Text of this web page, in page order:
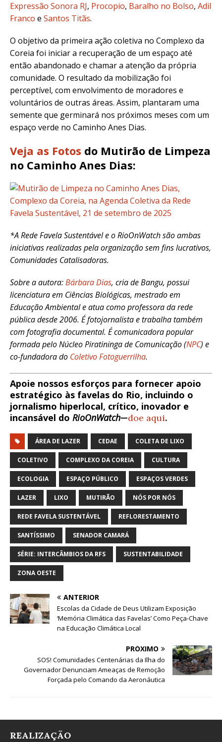
Expressão Sonora RJ, Procopio, Baralho no Bolso, Adil
Franco e Santos Titãs.
O objetivo da primeira ação coletiva no Complexo da
Coreia foi iniciar a recuperação de um espaço até
então abandonado e chamar a atenção da própria
comunidade. O resultado da mobilização foi
perceptível, com envolvimento de moradores e
voluntários de outras áreas. Assim, plantaram uma
semente que germinará nos próximos meses com um
espaço verde no Caminho Anes Dias.
Veja as Fotos do Mutirão de Limpeza
no Caminho Anes Dias:
*A Rede Favela Sustentável e o RioOnWatch são ambas
iniciativas realizadas pela organização sem fins lucrativos,
Comunidades Catalisadoras.
Sobre a autora:Bárbara Dias, cria de Bangu, possui
licenciatura em Ciências Biológicas, mestrado em
Educação Ambiental e atua como professora da rede
pública desde 2006. É fotojornalista e trabalha também
com fotografia documental. É comunicadora popular
formada pelo Núcleo Piratininga de Comunicação (NPC) e
co-fundadora do Coletivo Fotoguerrilha.
Apoie nossos esforços para fornecer apoio
estratégico às favelas do Rio, incluindo o
jornalismo hiperlocal, crítico, inovador e
incansável do RioOnWatch—doe aqui.
ÁREA DE LAZER CEDAE COLETA DE LIXO
COLETIVO COMPLEXO DA COREIA CULTURA
ECOLOGIA ESPAÇO PÚBLICO ESPAÇOS VERDES
LAZER LIXO MUTIRÃO NÓS POR NÓS
REDE FAVELA SUSTENTÁVEL REFLORESTAMENTO
SANTÍSSIMO SENADOR CAMARÁ
SÉRIE: INTERCÂMBIOS DA RFS SUSTENTABILIDADE
ZONA OESTE
ANTERIOR
Escolas da Cidade de Deus Utilizam Exposição
‘Memória Climática das Favelas’ Como Peça-Chave
na Educação Climática Local
PRÓXIMO
SOS! Comunidades Centenárias da Ilha do
Governador Denunciam Ameaças de Remoção
Forçada pelo Comando da Aeronáutica
REALIZAÇÃO